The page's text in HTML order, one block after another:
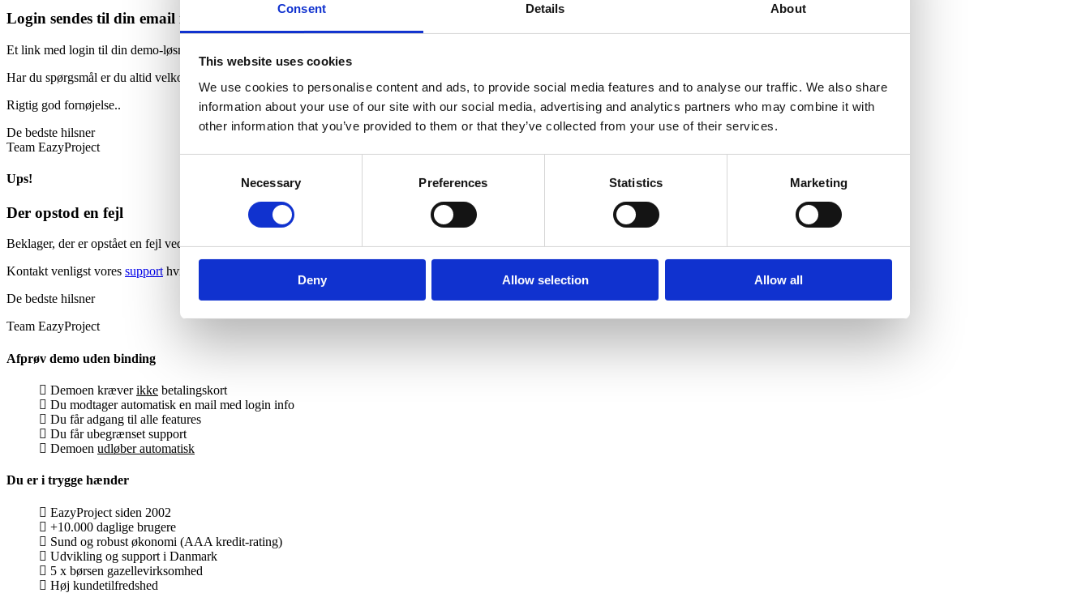
Consent Details About
This website uses cookies
We use cookies to personalise content and ads, to provide social media features and to analyse our traffic. We also share
information about your use of our site with our social media, advertising and analytics partners who may combine it with
other information that you’ve provided to them or that they’ve collected from your use of their services.
Necessary Preferences Statistics Marketing
Deny Allow selection Allow all
Login sendes til din email indenfor 5 minutter
Et link med login til din demo-løsning er nu sendt til din mail.
Har du spørgsmål er du altid velkommen til at kontakte os på telefon: + 45 53 54 55 65 eller e-mail info.dk@bjornlunden.com.
Rigtig god fornøjelse..
De bedste hilsner
Team EazyProject
Ups!
Der opstod en fejl
Beklager, der er opstået en fejl ved din bestilling.
Kontakt venligst vores supporthvis fejlen fortsætter.
De bedste hilsner
Team EazyProject
Afprøv demo uden binding
Demoen kræverikke betalingskort
Du modtager automatisk en mail med login info
Du får adgang til alle features
Du får ubegrænset support
Demoen udløber automatisk
Du er i trygge hænder
EazyProject siden 2002
+10.000 daglige brugere
Sund og robust økonomi (AAA kredit-rating)
Udvikling og support i Danmark
5 x børsen gazellevirksomhed
Høj kundetilfredshed